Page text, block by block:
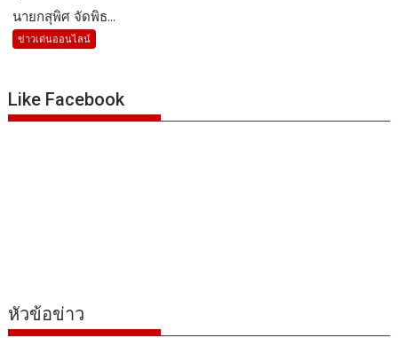
นายกสุพิศ จัดพิธ...
ข่าวเด่นออนไลน์
Like Facebook
หัวข้อข่าว